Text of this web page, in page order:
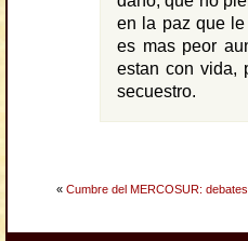
en la paz que
es mas peor
estan con vida,
secuestro.
« Cumbre del MERCOSUR: